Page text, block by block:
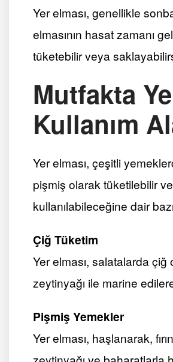
Yer elması, genellikle
elmasının hasat zamanı
tüketebilir veya
Mutfakta
Kullanım
Yer elması, çeşitli
pişmiş olarak tüketilebilir ve
kullanılabileceğine dair
Çiğ Tüketim
Yer elması, salatalarda
zeytinyağı ile marine
Pişmiş Yemekler
Yer elması, haşlanarak,